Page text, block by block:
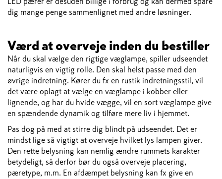
dig mange penge sammenlignet med andre løsninger.
Værd at overveje inden du bestiller
Når du skal vælge den rigtige væglampe, spiller udseendet
naturligvis en vigtig rolle. Den skal helst passe med den
øvrige indretning. Kører du fx en rustik indretningsstil, vil
det være oplagt at vælge en væglampe i kobber eller
lignende, og har du hvide vægge, vil en sort væglampe give
en spændende dynamik og tilføre mere liv i hjemmet.
Pas dog på med at stirre dig blindt på udseendet. Det er
mindst lige så vigtigt at overveje hvilket lys lampen giver.
Den rette belysning kan nemlig ændre rummets karakter
betydeligt, så derfor bør du også overveje placering,
pæretype, m.m. En afdæmpet belysning kan fx give en